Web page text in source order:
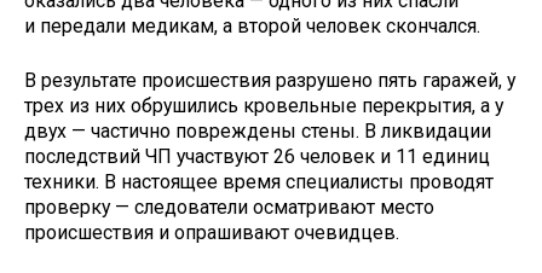
и передали медикам, а второй человек скончался.
В результате происшествия разрушено пять гаражей, у
трех из них обрушились кровельные перекрытия, а у
двух — частично повреждены стены. В ликвидации
последствий ЧП участвуют 26 человек и 11 единиц
техники. В настоящее время специалисты проводят
проверку — следователи осматривают место
происшествия и опрашивают очевидцев.